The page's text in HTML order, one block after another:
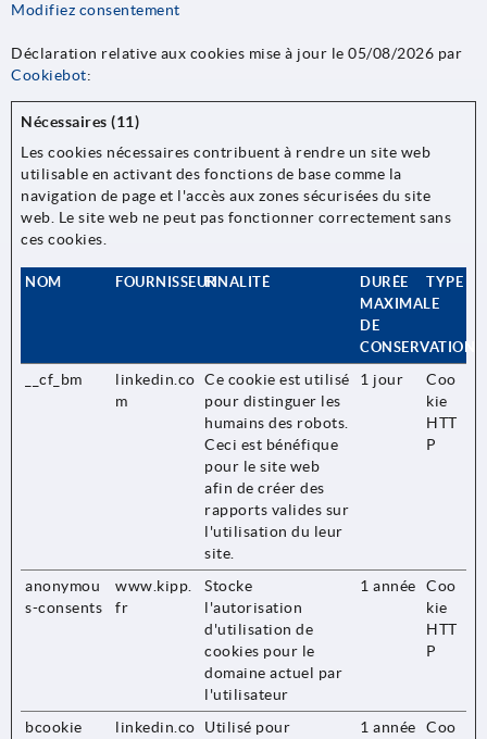
Modifiez consentement
Déclaration relative aux cookies mise à jour le 05/08/2026 par
Cookiebot:
Nécessaires (11)
Les cookies nécessaires contribuent à rendre un site web
utilisable en activant des fonctions de base comme la
navigation de page et l'accès aux zones sécurisées du site
web. Le site web ne peut pas fonctionner correctement sans
ces cookies.
NOM FOURNISSEURFINALITÉ
DURÉE
MAXIMALE
DE
CONSERVATION
TYPE
__cf_bm
linkedin.co
m
Ce cookie est utilisé
pour distinguer les
humains des robots.
Ceci est bénéfique
pour le site web
afin de créer des
rapports valides sur
l'utilisation du leur
site.
1 jour
Coo
kie
HTT
P
anonymou
s-consents
www.kipp.
fr
Stocke
l'autorisation
d'utilisation de
cookies pour le
domaine actuel par
l'utilisateur
1 année
Coo
kie
HTT
P
bcookie
linkedin.co
Utilisé pour
1 année
Coo